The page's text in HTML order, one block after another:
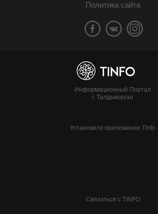
Политика сайта
Информационный Портал
г. Талдыкорган
Установите приложение Tinfo
Связаться с TINFO